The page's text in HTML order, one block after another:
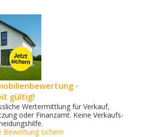
-
gültig!
Wertermittlung für Verkauf,
oder Finanzamt. Keine Verkaufs­
Bewertung sichern